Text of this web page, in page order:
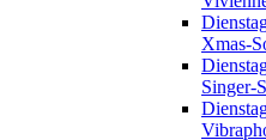
Xmas-
Singer-